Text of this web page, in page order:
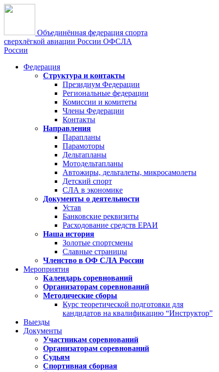
Объединённая федерация спорта
сверхлёгкой авиации России ОФСЛА
России
Федерация
Структура и контакты
Президиум Федерации
Региональные федерации
Комиссии и комитеты
Члены Федерации
Контакты
Направления
Парапланы
Парамоторы
Дельтапланы
Мотодельтапланы
Автожиры, дельталеты, микросамолеты
Детский спорт
СЛА в экономике
Документы о деятельности
Устав
Банковские реквизиты
Расходование средств ЕРАИ
Наша история
Золотые спортсмены
Славные страницы
Членство в ОФ СЛА России
Мероприятия
Календарь соревнований
Организаторам соревнований
Методические сборы
Курс теоретической подготовки для
кандидатов на квалификацию “Инструктор”
Выезды
Документы
Участникам соревнований
Организаторам соревнований
Судьям
Спортивная сборная